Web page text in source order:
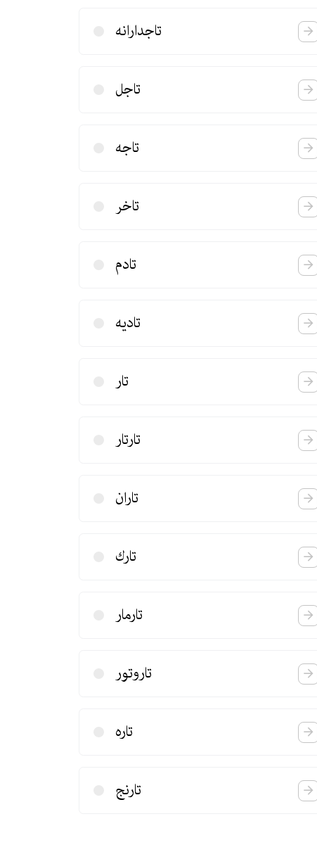
تاجدارانه
تاجل
تاجه
تاخر
تادم
تادیه
تار
تارتار
تاران
تارك
تارمار
تاروتور
تاره
تارنج